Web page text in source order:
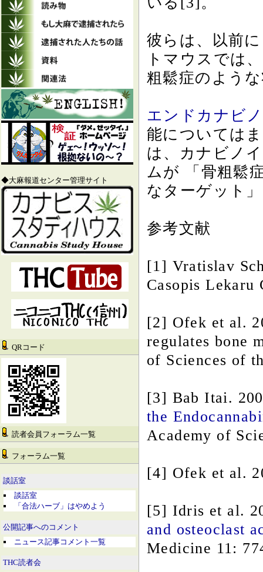
◆大麻報道センター管理サイト
QRコード
読者会員フォーラム一覧
フォーラム一覧
談話室
談話室
「合法ハーブ」はやめよう
公開記事へのコメント
ニュース記事コメント一覧
THC読者会
彼らは、以前
トマウスでは
粗鬆症のよう
エンドカナビ
能については
は、カナビノ
ムが 「骨粗鬆
なターゲット
参考文献
[1] Vratislav
Casopis Lekaru
[2] Ofek et al.
regulates bone
of Sciences of
[3] Bab Itai.
the
Academy of
[4] Ofek et al.
[5] Idris et al.
and osteoclast
Medicine 11: